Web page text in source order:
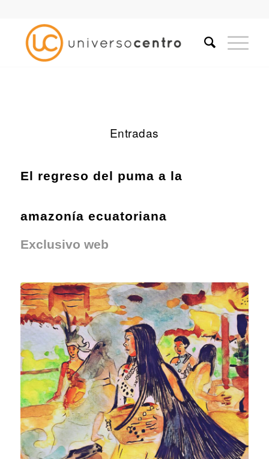
Entradas
El regreso del puma a la
amazonía ecuatoriana
Exclusivo web